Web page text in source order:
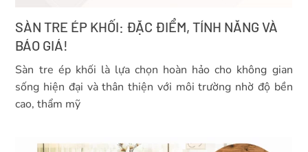
SÀN TRE ÉP KHỐI: ĐẶC ĐIỂM, TÍNH NĂNG VÀ
BÁO GIÁ!
Sàn tre ép khối là lựa chọn hoàn hảo cho không gian
sống hiện đại và thân thiện với môi trường nhờ độ bền
cao, thẩm mỹ